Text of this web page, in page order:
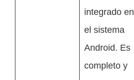
integrado en
el sistema
Android. Es
completo y